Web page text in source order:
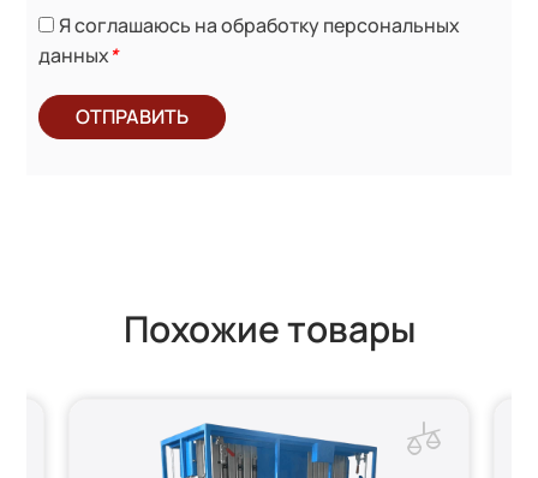
Я соглашаюсь на обработку персональных
данных*
ОТПРАВИТЬ
Похожие товары